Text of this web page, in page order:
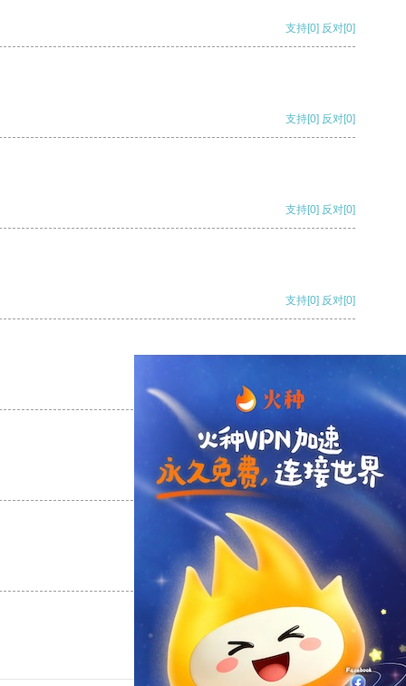
支持[0] 反对[0]
支持[0] 反对[0]
支持[0] 反对[0]
支持[0] 反对[0]
支持
支持[0] 反对[0]
支持[0] 反对[0]